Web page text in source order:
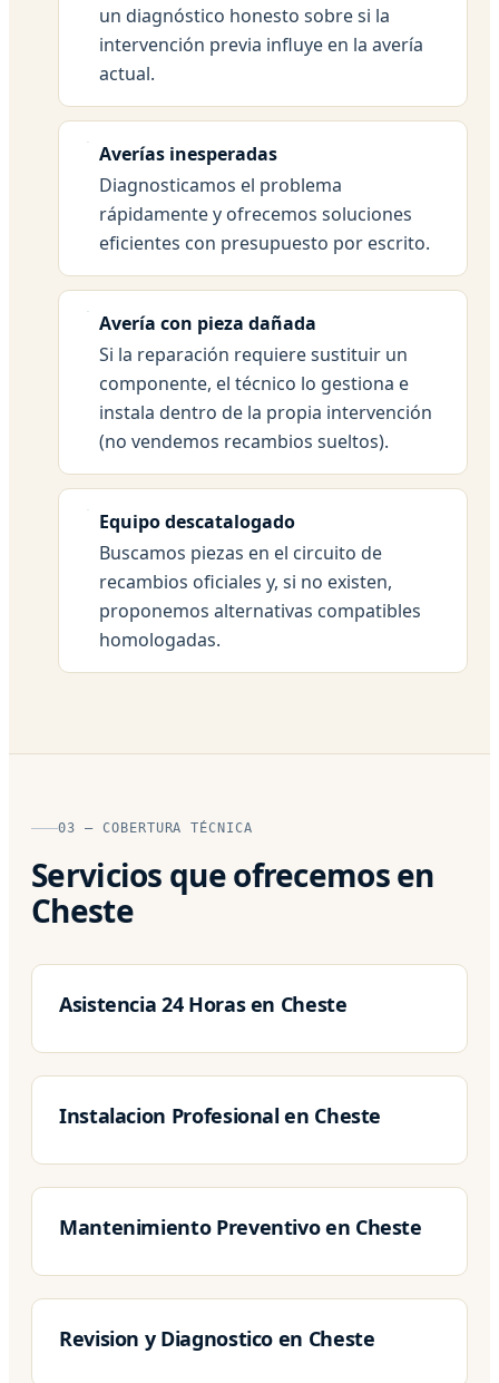
un diagnóstico honesto sobre si la
intervención previa influye en la avería
actual.
Averías inesperadas
Diagnosticamos el problema
rápidamente y ofrecemos soluciones
eficientes con presupuesto por escrito.
Avería con pieza dañada
Si la reparación requiere sustituir un
componente, el técnico lo gestiona e
instala dentro de la propia intervención
(no vendemos recambios sueltos).
Equipo descatalogado
Buscamos piezas en el circuito de
recambios oficiales y, si no existen,
proponemos alternativas compatibles
homologadas.
03 — COBERTURA TÉCNICA
Servicios que ofrecemos en
Cheste
Asistencia 24 Horas en Cheste
Instalacion Profesional en Cheste
Mantenimiento Preventivo en Cheste
Revision y Diagnostico en Cheste